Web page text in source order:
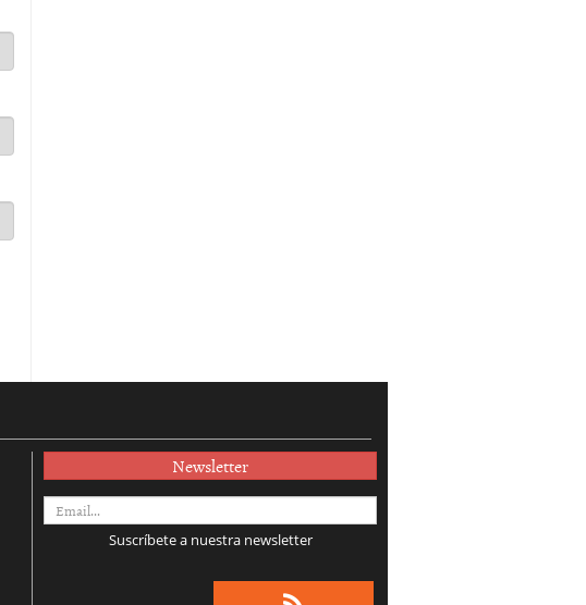
Newsletter
Suscríbete a nuestra newsletter